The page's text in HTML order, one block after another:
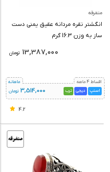
متفرقه
انگشتر نقره مردانه عقیق یمنی دست
ساز به وزن 16.3 گرم
تومان 13,387,000
اقساط 4 ماهه
اسنپ
دیجی ترب 3,514,000 تومان
ماهانه
4.2